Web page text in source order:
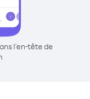
l'en-tête de